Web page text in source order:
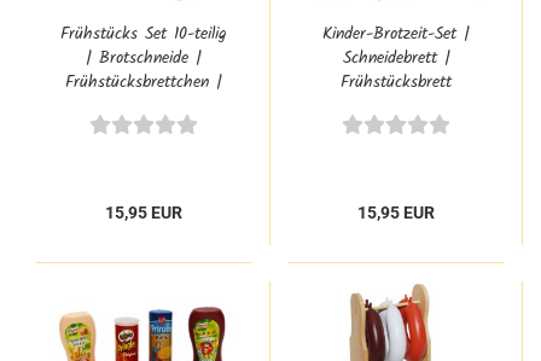
Frühstücks Set 10-teilig
| Brotschneide |
Frühstücksbrettchen |
Tanner 0902.6
15,95 EUR
Kinder-Brotzeit-Set |
Schneidebrett |
Frühstücksbrett
0802.9
15,95 EUR